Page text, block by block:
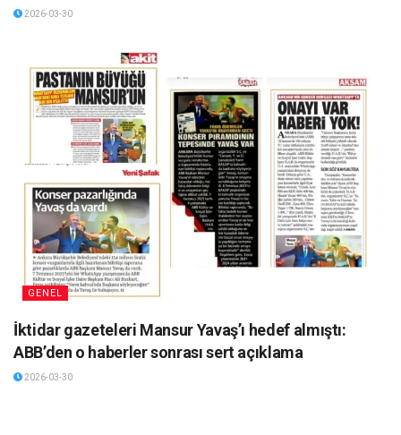
2026-03-30
GENEL
İktidar gazeteleri Mansur Yavaş’ı hedef almıştı:
ABB’den o haberler sonrası sert açıklama
2026-03-30